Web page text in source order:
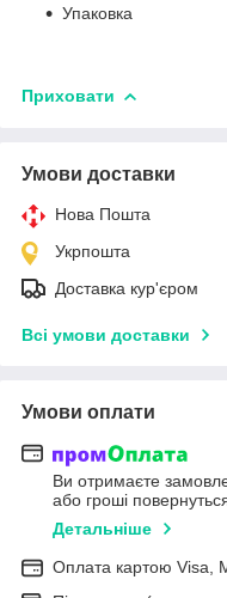
Упаковка
Приховати
Умови доставки
Нова Пошта
Укрпошта
Доставка кур'єром
Всі умови доставки
Умови оплати
Ви отримаєте
або гроші
Детальніше
Оплата картою Visa,